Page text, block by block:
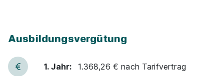
Ausbildungsvergütung
1. Jahr: 1.368,26 € nach Tarifvertrag